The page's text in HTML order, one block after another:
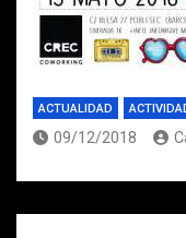
ACTUALIDAD
09/12/2018